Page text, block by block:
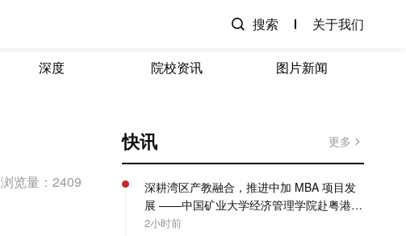
搜索 关于我们
深度 院校资讯 图片新闻
浏览量：2409
快讯 更多
深耕湾区产教融合，推进中加 MBA 项目发
展 ——中国矿业大学经济管理学院赴粤港澳
开展专项走访调研
2小时前